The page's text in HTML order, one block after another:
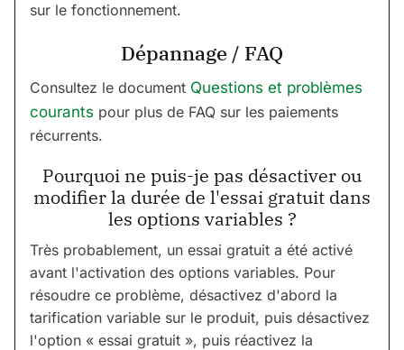
sur le fonctionnement.
Dépannage / FAQ
Consultez le document Questions et problèmes
courants pour plus de FAQ sur les paiements
récurrents.
Pourquoi ne puis-je pas désactiver ou
modifier la durée de l'essai gratuit dans
les options variables ?
Très probablement, un essai gratuit a été activé
avant l'activation des options variables. Pour
résoudre ce problème, désactivez d'abord la
tarification variable sur le produit, puis désactivez
l'option « essai gratuit », puis réactivez la